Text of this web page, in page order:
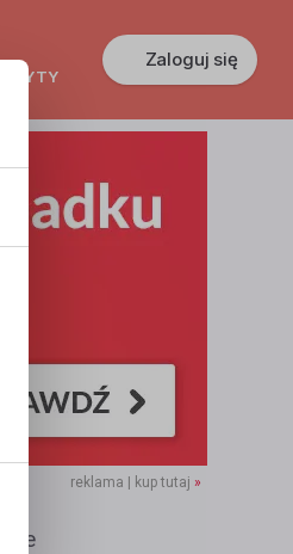
Zaloguj się
reklama | kup tutaj »